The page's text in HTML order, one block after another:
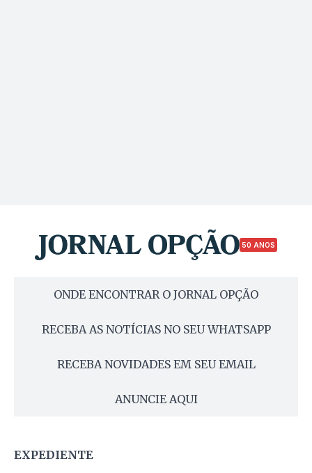
50 ANOS
ONDE ENCONTRAR O JORNAL OPÇÃO
RECEBA AS NOTÍCIAS NO SEU WHATSAPP
RECEBA NOVIDADES EM SEU EMAIL
ANUNCIE AQUI
EXPEDIENTE